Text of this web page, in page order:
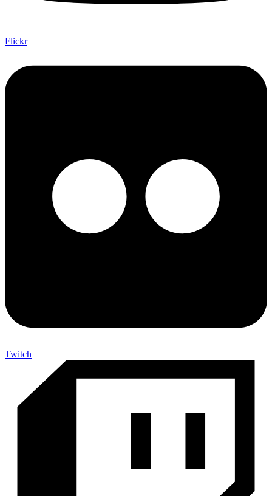
Flickr
Twitch